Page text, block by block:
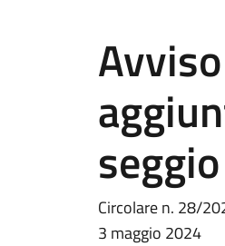
Circolare n. 28/
3 maggio 2024